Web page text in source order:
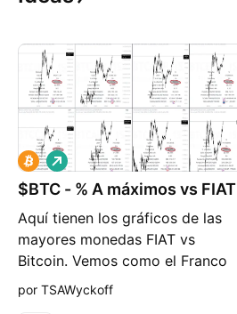
$BTC - % A máximos vs FIAT
Aquí tienen los gráficos de las
mayores monedas FIAT vs
Bitcoin. Vemos como el Franco
Suizo es la que más aguanta. Aun
L
a
r
o
por TSAWyckoff